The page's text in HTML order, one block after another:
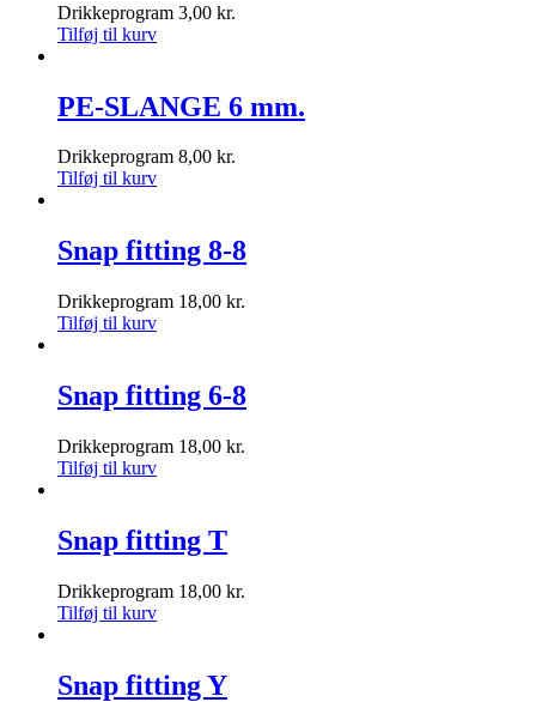
Drikkeprogram 3,00 kr.
Tilføj til kurv
PE-SLANGE 6 mm.
Drikkeprogram 8,00 kr.
Tilføj til kurv
Snap fitting 8-8
Drikkeprogram 18,00 kr.
Tilføj til kurv
Snap fitting 6-8
Drikkeprogram 18,00 kr.
Tilføj til kurv
Snap fitting T
Drikkeprogram 18,00 kr.
Tilføj til kurv
Snap fitting Y